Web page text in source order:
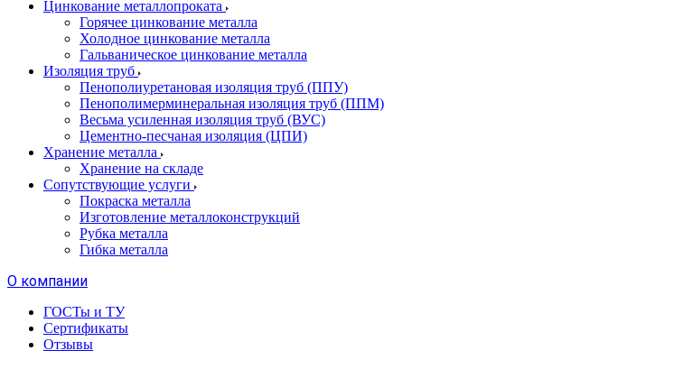
Цинкование металлопроката
Горячее цинкование металла
Холодное цинкование металла
Гальваническое цинкование металла
Изоляция труб
Пенополиуретановая изоляция труб (ППУ)
Пенополимерминеральная изоляция труб (ППМ)
Весьма усиленная изоляция труб (ВУС)
Цементно-песчаная изоляция (ЦПИ)
Хранение металла
Хранение на складе
Сопутствующие услуги
Покраска металла
Изготовление металлоконструкций
Рубка металла
Гибка металла
О компании
ГОСТы и ТУ
Сертификаты
Отзывы